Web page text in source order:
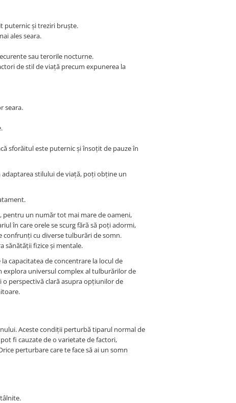
puternic și treziri bruște.
ales seara.
sau terorile nocturne.
de stil de viață precum expunerea la
seara.
sforăitul este puternic și însoțit de pauze în
stilului de viață, poți obține un
pentru un număr tot mai mare de oameni,
în care orele se scurg fără să poți adormi,
confrunți cu diverse tulburări de somn.
sănătății fizice și mentale.
capacitatea de concentrare la locul de
explora universul complex al tulburărilor de
perspectivă clară asupra opțiunilor de
Aceste condiții perturbă tiparul normal de
fi cauzate de o varietate de factori,
perturbare care te face să ai un somn